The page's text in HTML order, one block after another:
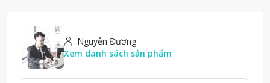
Nguyễn Đương
Xem danh sách sản phẩm